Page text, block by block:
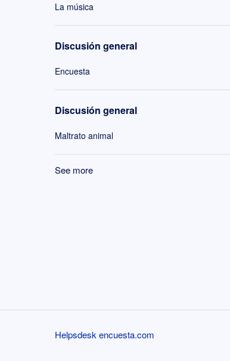
La música
Discusión general
Encuesta
Discusión general
Maltrato animal
See more
Helpsdesk encuesta.com